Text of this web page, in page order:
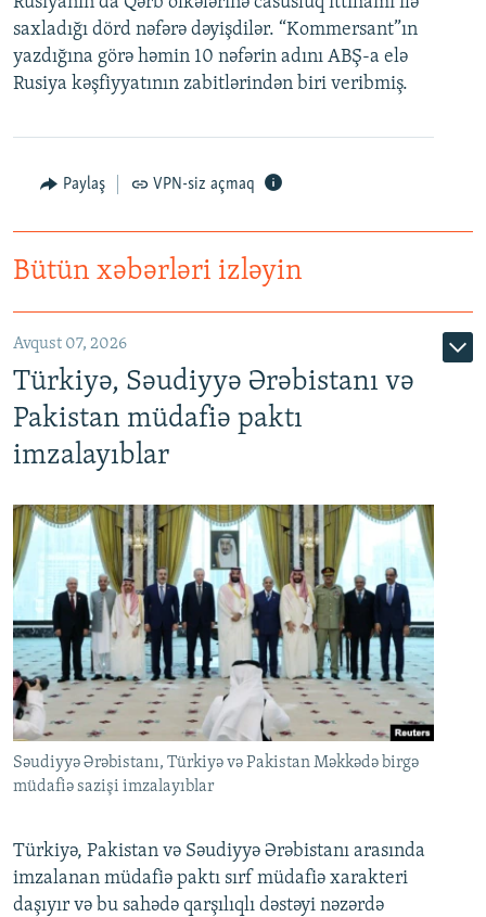
saxladığı dörd nəfərə dəyişdilər. “Kommersant”ın
yazdığına görə həmin 10 nəfərin adını ABŞ-a elə
Rusiya kəşfiyyatının zabitlərindən biri veribmiş.
Paylaş VPN-siz açmaq
Bütün xəbərləri izləyin
Avqust 07, 2026
Türkiyə, Səudiyyə Ərəbistanı və
Pakistan müdafiə paktı
imzalayıblar
Səudiyyə Ərəbistanı, Türkiyə və Pakistan Məkkədə birgə
müdafiə sazişi imzalayıblar
Türkiyə, Pakistan və Səudiyyə Ərəbistanı arasında
imzalanan müdafiə paktı sırf müdafiə xarakteri
daşıyır və bu sahədə qarşılıqlı dəstəyi nəzərdə